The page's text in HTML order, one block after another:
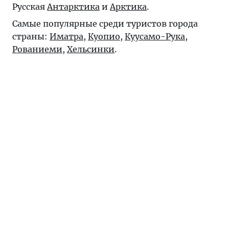
РусскаяАнтарктика иАрктика.
Самые популярные среди туристов города
страны: Иматра, Куопио, Куусамо-Рука,
Рованиеми, Хельсинки.